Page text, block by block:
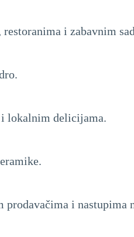
i zabavnim
i lokalnim delicijama.
i nastupima